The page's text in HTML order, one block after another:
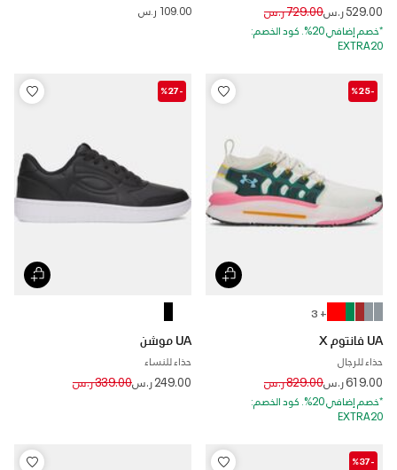
529.00 ر.س Price reduced from
729.00 ر.س to
*خصم إضافي 20%. كود الخصم:
EXTRA20
109.00 ر.س
-%25
+ 3
UA فانتوم X
حذاء للرجال
619.00 ر.س Price reduced from
829.00 ر.س to
*خصم إضافي 20%. كود الخصم:
EXTRA20
-%27
UA موشن
حذاء للنساء
249.00 ر.س Price reduced from
339.00 ر.س to
-%37